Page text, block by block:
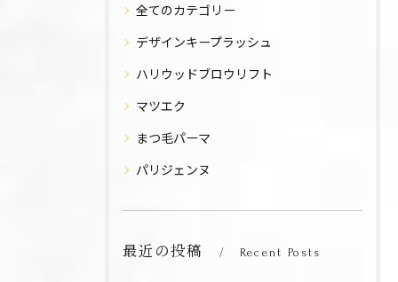
全てのカテゴリー
デザインキープラッシュ
ハリウッドブロウリフト
マツエク
まつ毛パーマ
パリジェンヌ
最近の投稿 Recent Posts